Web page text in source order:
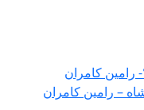
رامین کامران
– رامين كامران